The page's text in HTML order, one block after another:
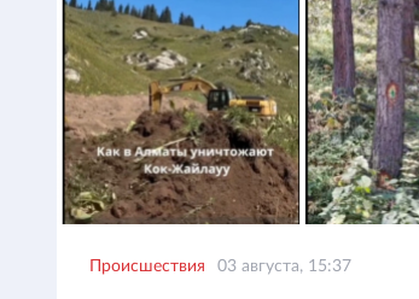
Происшествия 03 августа, 15:37